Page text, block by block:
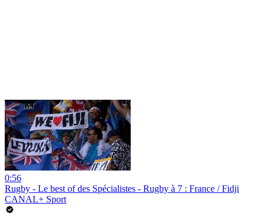
0:56
Rugby - Le best of des Spécialistes - Rugby à 7 : France / Fidji
CANAL+ Sport